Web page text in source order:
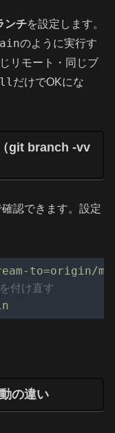
ンチを設定します。
のように実行す
リモート・同じブ
だけでOKにな
git branch -vv
確認できます。設定
to=origin/
け直す
の違い